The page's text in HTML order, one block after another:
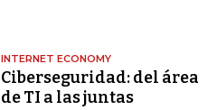
INTERNET ECONOMY
Ciberseguridad: del área
de TI a las juntas